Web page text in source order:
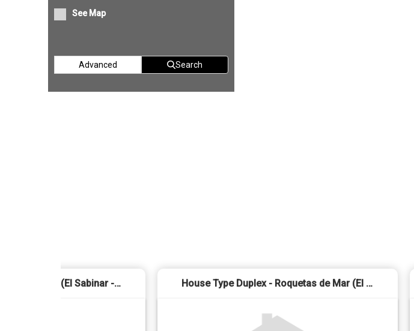
See Map
Advanced Search
Apartment - Roquetas de Mar (El Sabinar - Urbanizaciones - Las Marinas) House Type Duplex - Roquetas de Mar (El Sabinar - Urbanizaciones - Las Marinas)